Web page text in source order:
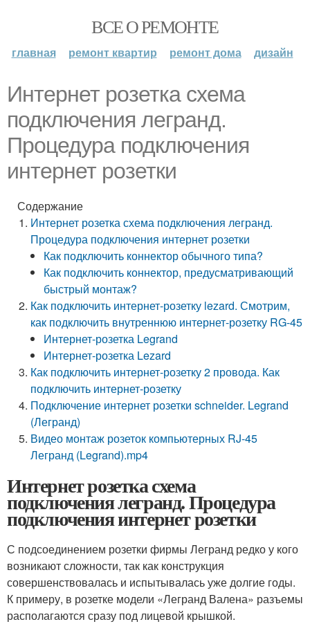
ВСЕ О РЕМОНТЕ
главная ремонт квартир ремонт дома дизайн
Интернет розетка схема
подключения легранд.
Процедура подключения
интернет розетки
Содержание
Интернет розетка схема подключения легранд.
Процедура подключения интернет розетки
Как подключить коннектор обычного типа?
Как подключить коннектор, предусматривающий
быстрый монтаж?
Как подключить интернет-розетку lezard. Смотрим,
как подключить внутреннюю интернет-розетку RG-45
Интернет-розетка Legrand
Интернет-розетка Lezard
Как подключить интернет-розетку 2 провода. Как
подключить интернет-розетку
Подключение интернет розетки schneider. Legrand
(Легранд)
Видео монтаж розеток компьютерных RJ-45
Легранд (Legrand).mp4
Интернет розетка схема
подключения легранд. Процедура
подключения интернет розетки
С подсоединением розетки фирмы Легранд редко у кого
возникают сложности, так как конструкция
совершенствовалась и испытывалась уже долгие годы.
К примеру, в розетке модели «Легранд Валена» разъемы
располагаются сразу под лицевой крышкой.